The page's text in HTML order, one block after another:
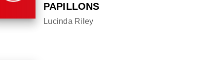
PAPILLONS
Lucinda Riley